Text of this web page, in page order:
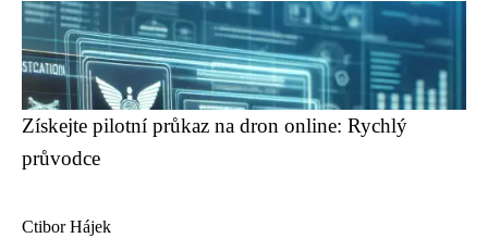
Získejte pilotní průkaz na dron online: Rychlý
průvodce
Ctibor Hájek